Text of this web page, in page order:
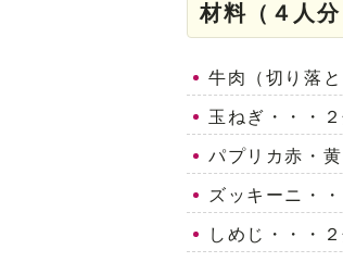
材料（４人分
牛肉（切り落
玉ねぎ・・・
パプリカ赤・
ズッキーニ・
しめじ・・・